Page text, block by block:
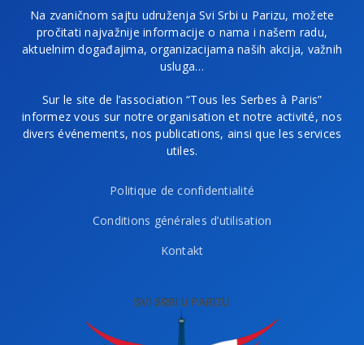
Na zvaničnom sajtu udruženja Svi Srbi u Parizu, možete
pročitati najvažnije informacije o nama i našem radu,
aktuelnim događajima, organizacijama naših akcija, važnih
usluga…
Sur le site de l’association “Tous les Serbes à Paris”
informez vous sur notre organisation et notre activité, nos
divers événements, nos publications, ainsi que les services
utiles.
Politique de confidentialité
Conditions générales d’utilisation
Kontakt